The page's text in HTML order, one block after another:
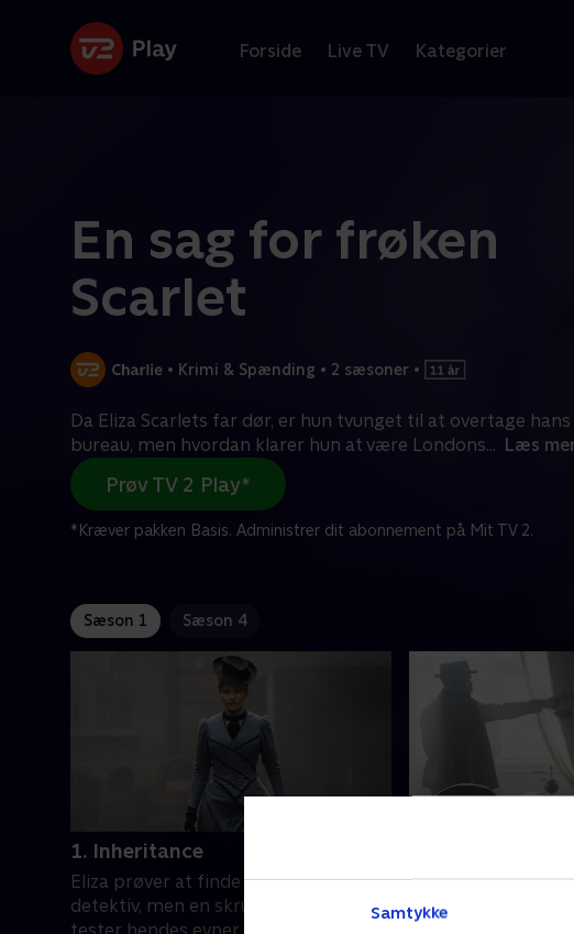
Samtykke
Forside Live TV Kategorier
En sag for frøken
Scarlet
• Krimi & Spænding • 2 sæsoner •
Da Eliza Scarlets far dør, er hun tvunget til at overtage hans
bureau, men hvordan klarer hun at være Londons... Læs
Prøv TV 2 Play*
*Kræver pakken Basis. Administrer dit abonnement på Mit TV 2.
Sæson 1 Sæson 4
1. Inheritance
Eliza prøver at finde fodfæste som ny
detektiv, men en skruppelløs klient
Som kvindelig
ved at finde